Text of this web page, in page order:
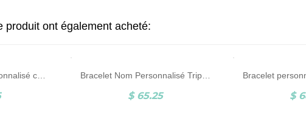
produit ont également acheté:
Bracelet Nom Personnalisé Triple Infini en Argent Sterling
$ 65.25 $